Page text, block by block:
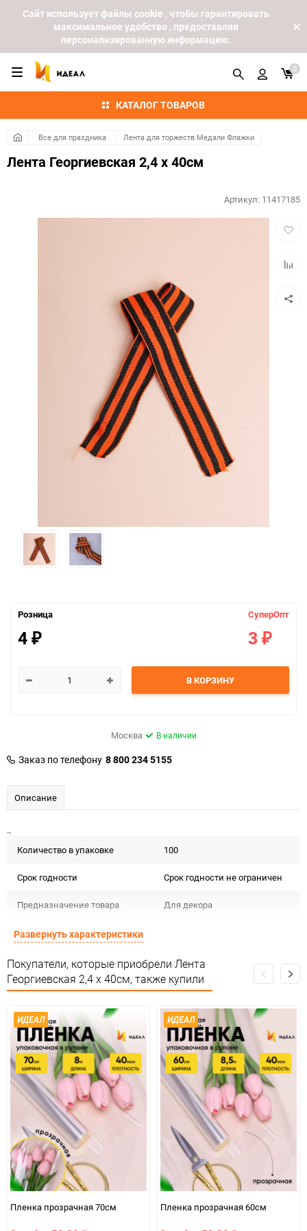
Cайт использует файлы cookie , чтобы гарантировать
максимальное удобство , предоставляя
персонализированную информацию.
КАТАЛОГ ТОВАРОВ
0
Все для праздника Лента для торжеств Медали Флажки
Лента Георгиевская 2,4 х 40см
Артикул: 11417185
Розница
4 ₽
СуперОпт
3 ₽
В КОРЗИНУ
Москва В наличии
Заказ по телефону 8 800 234 5155
Описание
..
Количество в упаковке
100
Срок годности Срок годности не ограничен
Предназначение товара Для декора
Сертификация
Особые условия Особых условий не требует
Минимальное количество 1
Количество в коробке 1000
Единица измерения шт
Развернуть характеристики
Покупатели, которые приобрели Лента
Георгиевская 2,4 х 40см, также купили
ИДЕАЛ
Пленка прозрачная 70см
ИДЕАЛ
Пленка прозрачная 60см